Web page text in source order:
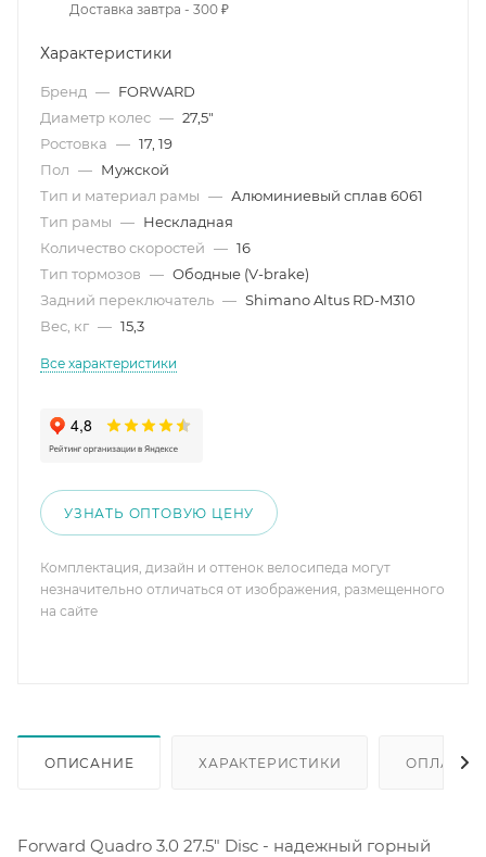
Доставка завтра - 300 ₽
Характеристики
Бренд — FORWARD
Диаметр колес — 27,5"
Ростовкa — 17, 19
Пол — Мужской
Тип и материал рамы — Алюминиевый сплав 6061
Тип рамы — Нескладная
Количество скоростей — 16
Тип тормозов — Ободные (V-brake)
Задний переключатель — Shimano Altus RD-M310
Вес, кг — 15,3
Все характеристики
УЗНАТЬ ОПТОВУЮ ЦЕНУ
Комплектация, дизайн и оттенок велосипеда могут
незначительно отличаться от изображения, размещенного
на сайте
ОПИСАНИЕ ХАРАКТЕРИСТИКИ ОПЛАТА
Forward Quadro 3.0 27.5" Disc - надежный горный